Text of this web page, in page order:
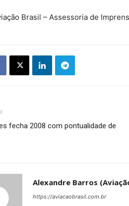
Brasil – Assessoria de
fecha 2008 com pontualidade de
Alexandre Barros
https://aviacaobrasil.com.br